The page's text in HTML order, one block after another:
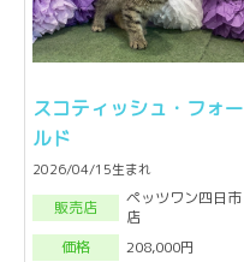
スコティッシュ・フォー
ルド
2026/04/15生まれ
販売店
ペッツワン四日市
店
価格
208,000円